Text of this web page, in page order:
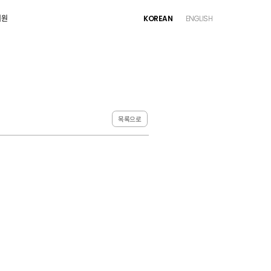
KOREAN ENGLISH
KOREAN ENGLISH
목록으로